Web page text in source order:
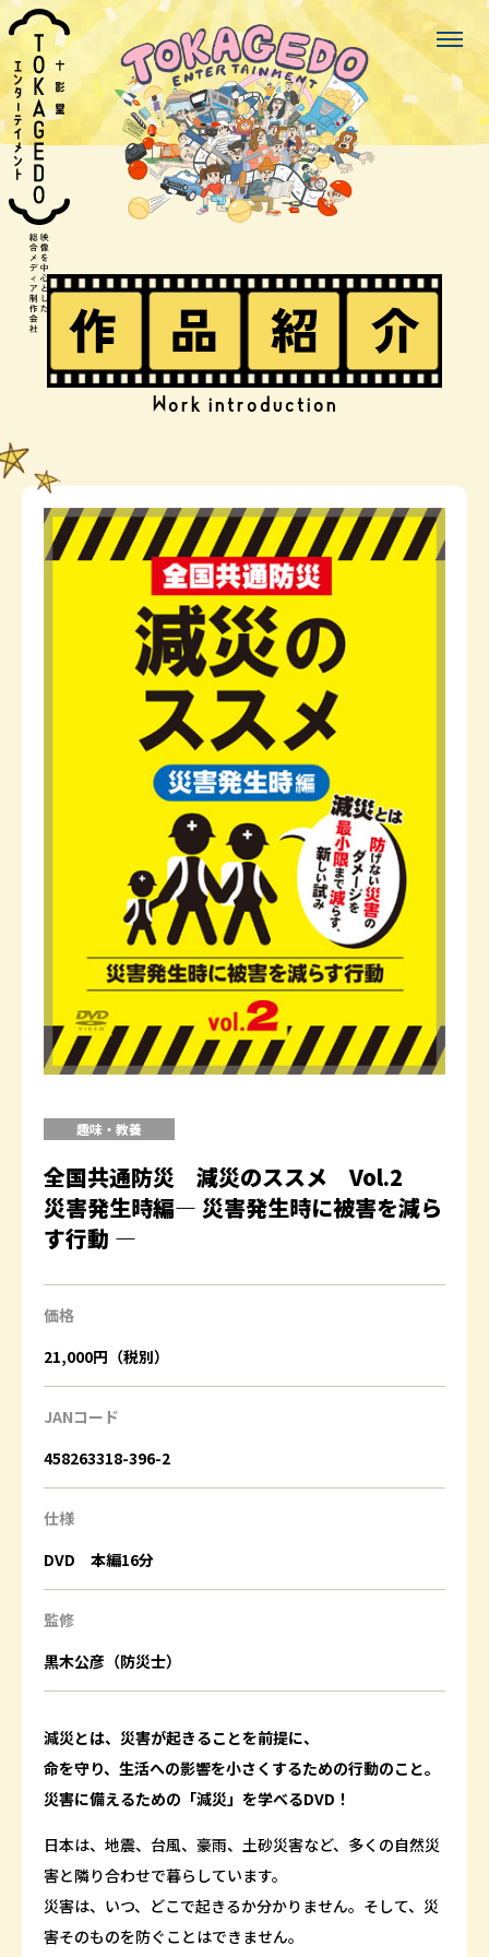
Work introduction
趣味・教養
全国共通防災 減災のススメ Vol.2
災害発生時編― 災害発生時に被害を減ら
す行動 ―
価格
21,000円（税別）
JANコード
458263318-396-2
仕様
DVD 本編16分
監修
黒木公彦（防災士）
減災とは、災害が起きることを前提に、
命を守り、生活への影響を小さくするための行動のこと。
災害に備えるための「減災」を学べるDVD！
日本は、地震、台風、豪雨、土砂災害など、多くの自然災
害と隣り合わせで暮らしています。
災害は、いつ、どこで起きるか分かりません。そして、災
害そのものを防ぐことはできません。